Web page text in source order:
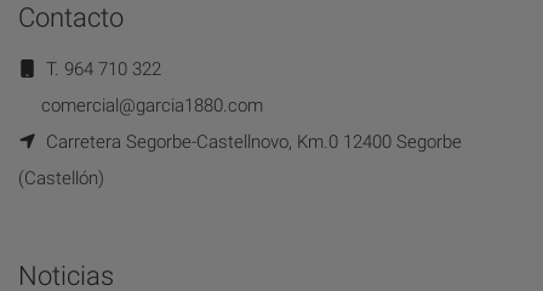
Contacto
T. 964 710 322
comercial@garcia1880.com
Carretera Segorbe-Castellnovo, Km.0 12400 Segorbe
(Castellón)
Noticias